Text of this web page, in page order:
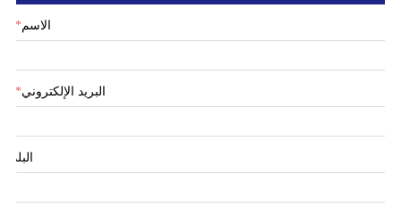
الاسم *
البريد الإلكتروني*
البلد